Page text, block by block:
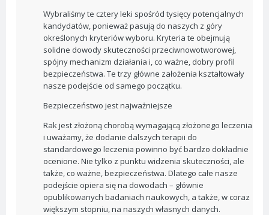
Wybraliśmy te cztery leki spośród tysięcy potencjalnych
kandydatów, ponieważ pasują do naszych z góry
określonych kryteriów wyboru. Kryteria te obejmują
solidne dowody skuteczności przeciwnowotworowej,
spójny mechanizm działania i, co ważne, dobry profil
bezpieczeństwa. Te trzy główne założenia kształtowały
nasze podejście od samego początku.
Bezpieczeństwo jest najważniejsze
Rak jest złożoną chorobą wymagającą złożonego leczenia
i uważamy, że dodanie dalszych terapii do
standardowego leczenia powinno być bardzo dokładnie
ocenione. Nie tylko z punktu widzenia skuteczności, ale
także, co ważne, bezpieczeństwa. Dlatego całe nasze
podejście opiera się na dowodach – głównie
opublikowanych badaniach naukowych, a także, w coraz
większym stopniu, na naszych własnych danych.